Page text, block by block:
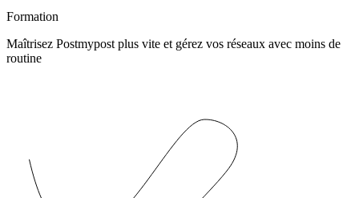
Formation
Maîtrisez Postmypost plus vite et gérez vos réseaux avec moins de
routine